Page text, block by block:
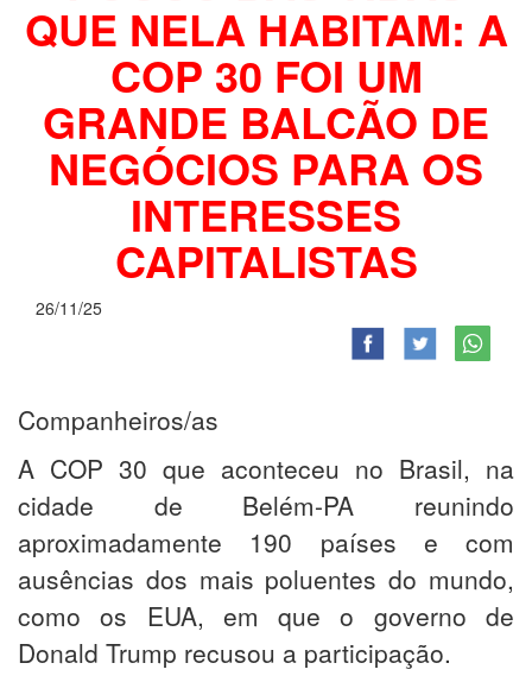
QUE NELA HABITAM: A
COP 30 FOI UM
GRANDE BALCÃO DE
NEGÓCIOS PARA OS
INTERESSES
CAPITALISTAS
26/11/25
Companheiros/as
A COP 30 que aconteceu no Brasil, na
cidade de Belém-PA reunindo
aproximadamente 190 países e com
ausências dos mais poluentes do mundo,
como os EUA, em que o governo de
Donald Trump recusou a participação.